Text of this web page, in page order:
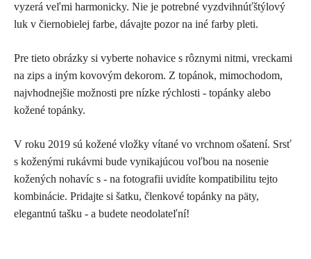
vyzerá veľmi harmonicky. Nie je potrebné vyzdvihnúťštýlový
luk v čiernobielej farbe, dávajte pozor na iné farby pleti.
Pre tieto obrázky si vyberte nohavice s rôznymi nitmi, vreckami
na zips a iným kovovým dekorom. Z topánok, mimochodom,
najvhodnejšie možnosti pre nízke rýchlosti - topánky alebo
kožené topánky.
V roku 2019 sú kožené vložky vítané vo vrchnom ošatení. Srsť
s koženými rukávmi bude vynikajúcou voľbou na nosenie
kožených nohavíc s - na fotografii uvidíte kompatibilitu tejto
kombinácie. Pridajte si šatku, členkové topánky na päty,
elegantnú tašku - a budete neodolateľní!